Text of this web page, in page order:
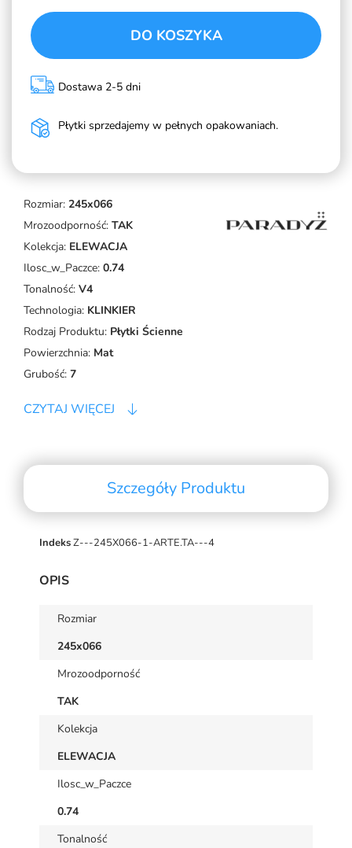
Rozmiar: 245x066
Mrozoodporność: TAK
Kolekcja: ELEWACJA
Ilosc_w_Paczce: 0.74
Tonalność: V4
Technologia: KLINKIER
Rodzaj Produktu: Płytki Ścienne
Powierzchnia: Mat
Grubość: 7
CZYTAJ WIĘCEJ
DO KOSZYKA
Dostawa 2-5 dni
Płytki sprzedajemy w pełnych opakowaniach.
Szczegóły Produktu
IndeksZ---245X066-1-ARTE.TA---4
OPIS
Rozmiar
245x066
Mrozoodporność
TAK
Kolekcja
ELEWACJA
Ilosc_w_Paczce
0.74
Tonalność